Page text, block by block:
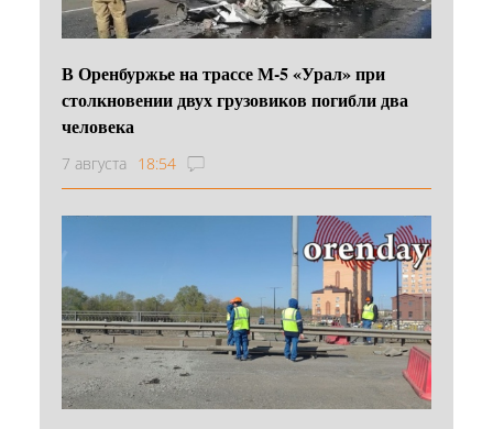
В Оренбуржье на трассе М-5 «Урал» при
столкновении двух грузовиков погибли два
человека
7 августа 18:54